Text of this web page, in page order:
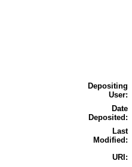
Depositing
User:
Date
Deposited:
Last
Modified:
URI: